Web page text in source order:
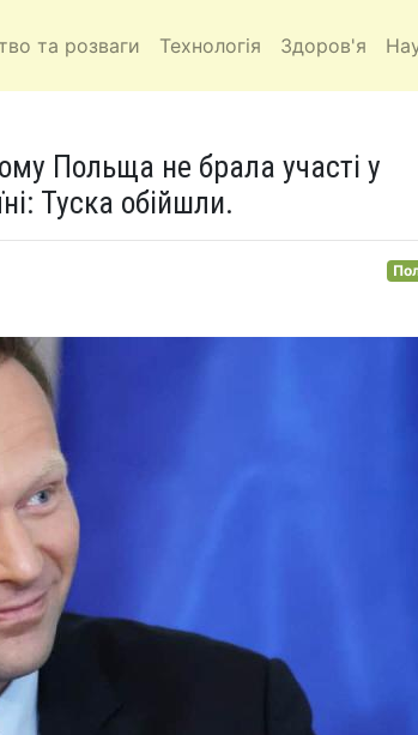
та розваги Технологія Здоров'я
Польща не брала участі у
Туска обійшли.